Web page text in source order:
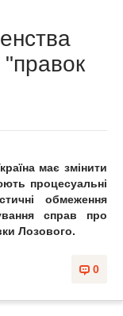
"правок
має змінити
процесуальні
обмеження
справ про
Лозового.
0